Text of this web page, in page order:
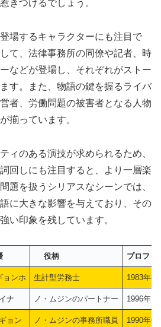
きつけるでしょう。
場するキャラクターにも注目で
て、法律事務所の同僚や記者、時
などが登場し、それぞれがストー
す。また、物語の鍵を握るライバ
者、労働問題の被害者となる人物
揃っています。
ィのある演技が求められるため、
回しにも注目すると、より一層楽
題を扱うシリアスなシーンでは、
に大きな影響を与えており、その
い印象を残しています。
役柄 プロフィ
ョンホ 生計型労務士 1983年8
ナ ノ・ムジンのパートナー 1996年1
ョン ノ・ムジンの事務所職員 1990年6